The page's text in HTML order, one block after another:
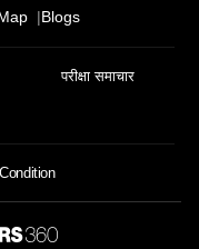
Blogs
परीक्षा समाचार